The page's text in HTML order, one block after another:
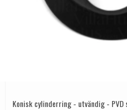
Konisk cylinderring - utvändig - PVD